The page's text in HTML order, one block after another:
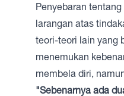
Penyebaran
larangan atas
teori-teori lain yang
menemukan
membela diri,
"Sebenarnya ada